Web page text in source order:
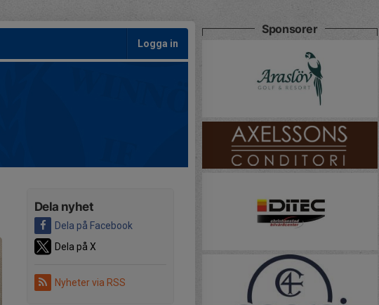
Logga in
Dela nyhet
Dela på Facebook
Dela på X
Nyheter via RSS
Sponsorer